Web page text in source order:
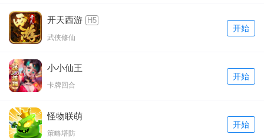
开天西游 H5
武侠修仙
开始
小小仙王
卡牌回合
开始
怪物联萌
策略塔防
开始